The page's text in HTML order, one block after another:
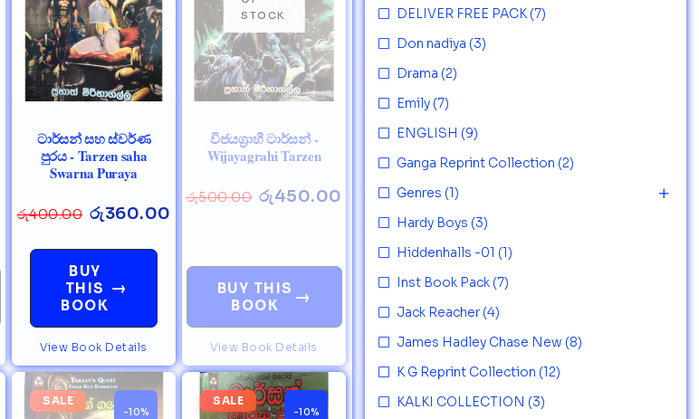
ටාර්සන් සහ ස්වර්ණ
පුරය - Tarzen saha
Swarna Puraya
රු400.00 රු360.00
BUY
THIS
BOOK
→
View Book Details
විජයග්‍රාහී ටාර්සන් -
Wijayagrahi Tarzen
රු500.00 රු450.00
BUY THIS
BOOK
→
View Book Details
SALE
-10%
SALE
-10%
DELIVER FREE PACK (7)
Don nadiya (3)
Drama (2)
Emily (7)
ENGLISH (9)
Ganga Reprint Collection (2)
Genres (1)
Hardy Boys (3)
Hiddenhalls -01 (1)
Inst Book Pack (7)
Jack Reacher (4)
James Hadley Chase New (8)
K G Reprint Collection (12)
KALKI COLLECTION (3)